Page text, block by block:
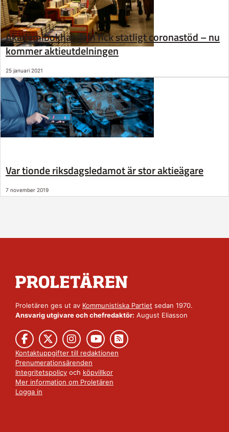
Akademibokhandeln fick statligt coronastöd – nu
kommer aktieutdelningen
25 januari 2021
Var tionde riksdagsledamot är stor aktieägare
7 november 2019
Proletären ges ut av Kommunistiska Partiet sedan 1970.
Ansvarig utgivare och chefredaktör: August Eliasson
Kontaktuppgifter till redaktionen
Prenumerationsärenden
Integritetspolicy och köpvillkor
Mer information om Proletären
Logga in